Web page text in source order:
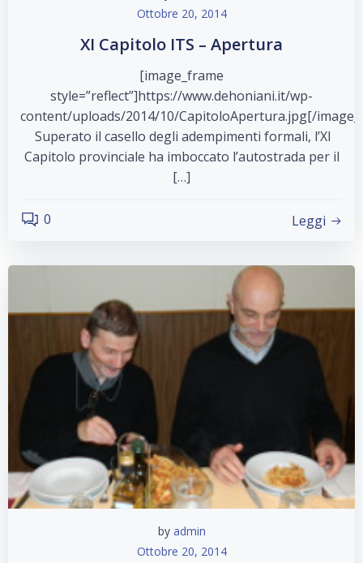
Ottobre 20, 2014
XI Capitolo ITS – Apertura
[image_frame
style=”reflect”]https://www.dehoniani.it/wp-
content/uploads/2014/10/CapitoloApertura.jpg[/
Superato il casello degli adempimenti formali, l’XI
Capitolo provinciale ha imboccato l’autostrada per il
[…]
0 Leggi
by admin
Ottobre 20, 2014